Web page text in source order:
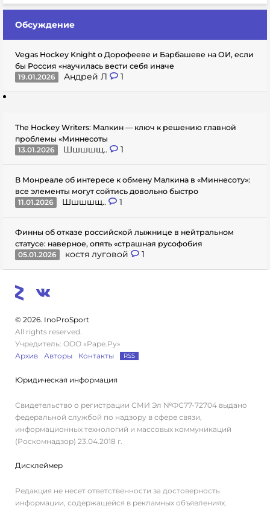
Обсуждение
Vegas Hockey Knight о Дорофееве и Барбашеве на ОИ, если
бы Россия «научилась вести себя иначе
19.01.2026
Андрей Л 1
The Hockey Writers: Малкин — ключ к решению главной
проблемы «Миннесоты
13.01.2026
Шшшшщ.. 1
В Монреале об интересе к обмену Малкина в «Миннесоту»:
все элементы могут сойтись довольно быстро
11.01.2026
Шшшшщ.. 1
Финны об отказе российской лыжнице в нейтральном
статусе: наверное, опять «страшная русофобия
05.01.2026
костя луговой 1
© 2026. InoProSport
All rights reserved.
Учредитель: ООО «Раре.Ру»
Архив
Авторы Контакты RSS
Юридическая информация
Свидетельство о регистрации СМИ Эл №ФС77-72704 выдано
федеральной службой по надзору в сфере связи,
информационных технологий и массовых коммуникаций
(Роскомнадзор) 23.04.2018 г.
Дисклеймер
Редакция не несет ответственности за достоверность
информации, содержащейся в рекламных объявлениях.